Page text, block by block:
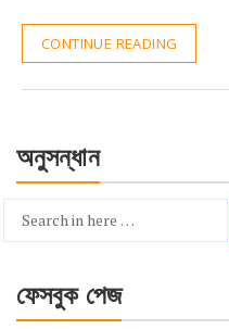
CONTINUE READING
অনুসন্ধান
Search
ফেসবুক পেজ